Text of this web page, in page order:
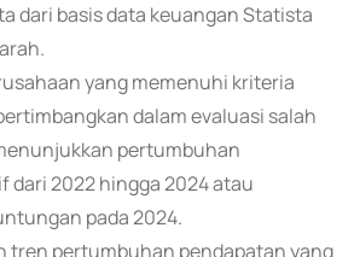
dari basis data keuangan Statista
yang memenuhi kriteria
dalam evaluasi salah
pertumbuhan
dari 2022 hingga 2024 atau
pada 2024.
tren pertumbuhan pendapatan yang